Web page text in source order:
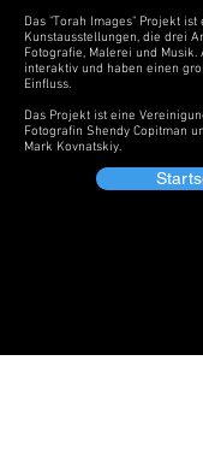
Das "Torah Images" Projekt ist
Kunstausstellungen, die drei
Fotografie, Malerei und Musik.
interaktiv und haben einen
Einfluss.
Das Projekt ist eine
Fotografin Shendy Copitman
Mark Kovnatskiy.